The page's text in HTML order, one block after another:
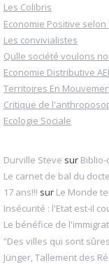
Les Colibris
Economie Positive selon
Les convivialistes
Qulle société voulons
Economie Distributive
Territoires En
Critique de
Ecologie Sociale
Durville Steve sur Biblio-
Le carnet de bal du
17 ans!!! sur Le Monde
Insécurité : l'Etat est-il
Le bénéfice de
”Des villes qui sont
Jünger, Tallement des